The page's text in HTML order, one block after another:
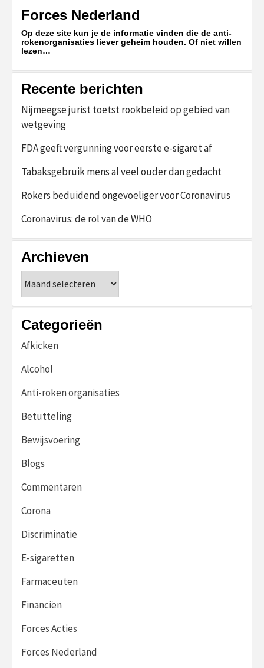
Forces Nederland
Op deze site kun je de informatie vinden die de anti-
rokenorganisaties liever geheim houden. Of niet willen
lezen…
Recente berichten
Nijmeegse jurist toetst rookbeleid op gebied van
wetgeving
FDA geeft vergunning voor eerste e-sigaret af
Tabaksgebruik mens al veel ouder dan gedacht
Rokers beduidend ongevoeliger voor Coronavirus
Coronavirus: de rol van de WHO
Archieven
Categorieën
Afkicken
Alcohol
Anti-roken organisaties
Betutteling
Bewijsvoering
Blogs
Commentaren
Corona
Discriminatie
E-sigaretten
Farmaceuten
Financiën
Forces Acties
Forces Nederland